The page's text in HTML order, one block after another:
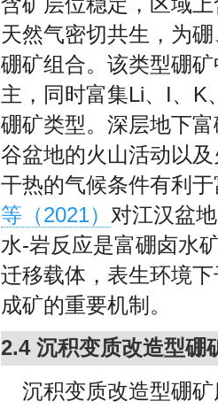
天然气密切共生，为
硼矿组合。该类型硼
主，同时富集Li、I、K
硼矿类型。深层地下
谷盆地的火山活动以
干热的气候条件有利
等（2021） 对江汉盆
水-岩反应是富硼卤水
迁移载体，表生环境
成矿的重要机制。
2.4 沉积变质改造型硼
沉积变质改造型硼